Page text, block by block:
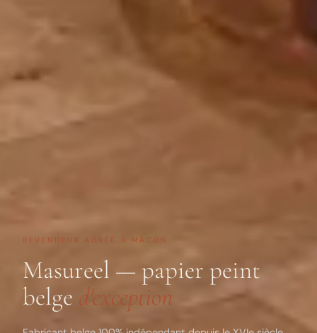
REVENDEUR AGRÉÉ À MÂCON
Masureel — papier peint
belge d'exception